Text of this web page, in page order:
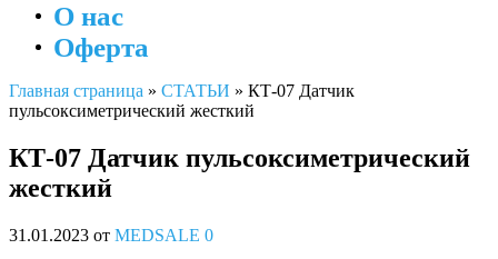
О нас
Оферта
Главная страница » СТАТЬИ » КТ-07 Датчик
пульсоксиметрический жесткий
КТ-07 Датчик пульсоксиметрический
жесткий
31.01.2023 от MEDSALE 0